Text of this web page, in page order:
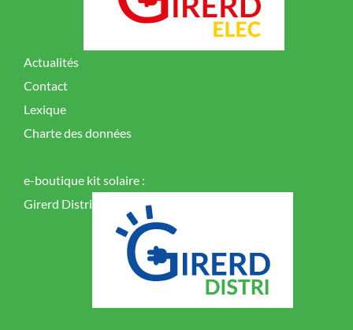
Actualités
Contact
Lexique
Charte des données
e-boutique kit solaire :
Girerd Distri